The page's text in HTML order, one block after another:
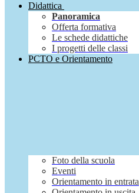
Didattica
Panoramica
Offerta formativa
Le schede didattiche
I progetti delle classi
PCTO e Orientamento
Foto della scuola
Eventi
Orientamento in entrata